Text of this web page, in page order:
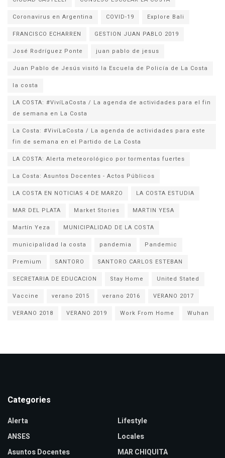
Coronavirus en Argentina
COVID-19
Explore Bali
FRANCISCO ECHARREN
GESTION JUAN PABLO 2019
José Rodríguez Ponte
juan pablo de jesus
la costa
LA COSTA: #VivíLaCosta / La agenda de actividades para el fin
de semana en La Costa
La Costa: #VivíLaCosta / La agenda de actividades para este
fin de semana en el Partido de La Costa
LA COSTA: Alerta meteorológico por tormentas fuertes
La Costa: Asuntos Docentes - Actos Públicos
LA COSTA EN NOTICIAS 4 DE MARZO
LA COSTA ESTUDIA
MAR DEL PLATA
Market Stories
MARTIN YESA
Martín Yeza
MUNICIPALIDAD DE LA COSTA
municipalidad la costa
pandemia
Pandemic
Premium
SANTORO
SANTORO CARLOS ESTEBAN
SECRETARIA DE EDUCACION
Stay Home
United Stated
Vaccine
verano 2015 verano 2016
VERANO 2017
VERANO 2018
VERANO 2019 Work From Home Wuhan
Categories
Alerta
ANSES
Asuntos Docentes
Lifestyle
Locales
MAR CHIQUITA